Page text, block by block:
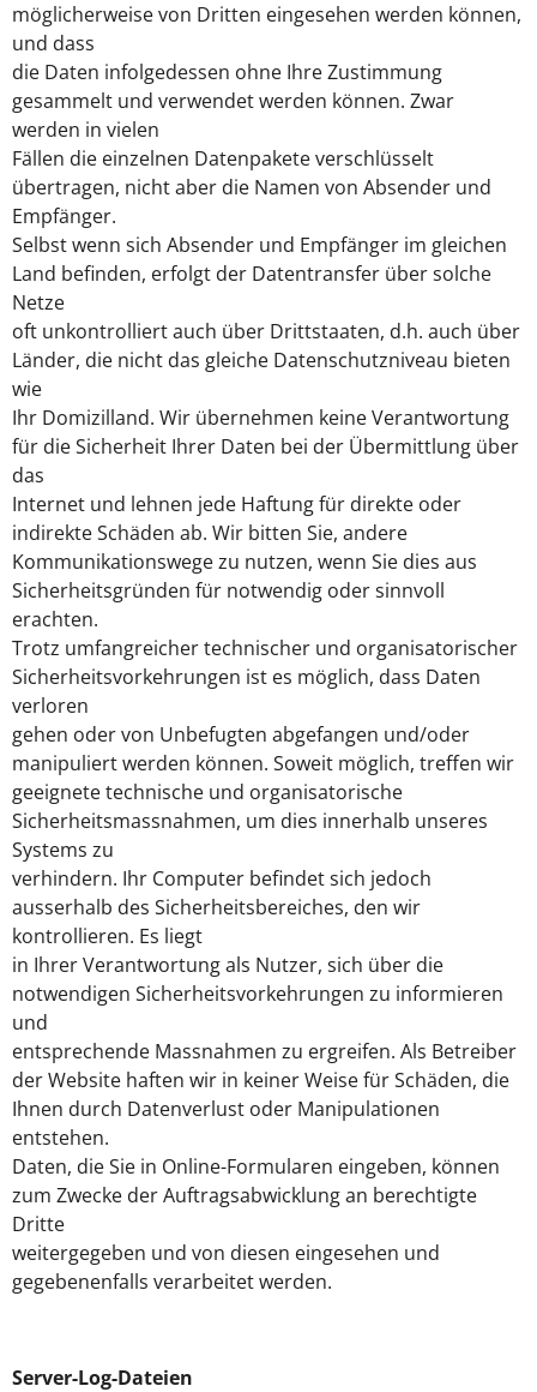
möglicherweise von Dritten eingesehen werden können,
und dass
die Daten infolgedessen ohne Ihre Zustimmung
gesammelt und verwendet werden können. Zwar
werden in vielen
Fällen die einzelnen Datenpakete verschlüsselt
übertragen, nicht aber die Namen von Absender und
Empfänger.
Selbst wenn sich Absender und Empfänger im gleichen
Land befinden, erfolgt der Datentransfer über solche
Netze
oft unkontrolliert auch über Drittstaaten, d.h. auch über
Länder, die nicht das gleiche Datenschutzniveau bieten
wie
Ihr Domizilland. Wir übernehmen keine Verantwortung
für die Sicherheit Ihrer Daten bei der Übermittlung über
das
Internet und lehnen jede Haftung für direkte oder
indirekte Schäden ab. Wir bitten Sie, andere
Kommunikationswege zu nutzen, wenn Sie dies aus
Sicherheitsgründen für notwendig oder sinnvoll
erachten.
Trotz umfangreicher technischer und organisatorischer
Sicherheitsvorkehrungen ist es möglich, dass Daten
verloren
gehen oder von Unbefugten abgefangen und/oder
manipuliert werden können. Soweit möglich, treffen wir
geeignete technische und organisatorische
Sicherheitsmassnahmen, um dies innerhalb unseres
Systems zu
verhindern. Ihr Computer befindet sich jedoch
ausserhalb des Sicherheitsbereiches, den wir
kontrollieren. Es liegt
in Ihrer Verantwortung als Nutzer, sich über die
notwendigen Sicherheitsvorkehrungen zu informieren
und
entsprechende Massnahmen zu ergreifen. Als Betreiber
der Website haften wir in keiner Weise für Schäden, die
Ihnen durch Datenverlust oder Manipulationen
entstehen.
Daten, die Sie in Online-Formularen eingeben, können
zum Zwecke der Auftragsabwicklung an berechtigte
Dritte
weitergegeben und von diesen eingesehen und
gegebenenfalls verarbeitet werden.
Server-Log-Dateien